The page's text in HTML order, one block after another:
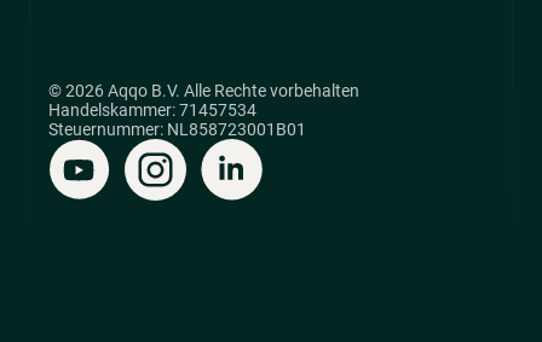
© 2026 Aqqo B.V. Alle Rechte vorbehalten
Handelskammer: 71457534
Steuernummer: NL858723001B01